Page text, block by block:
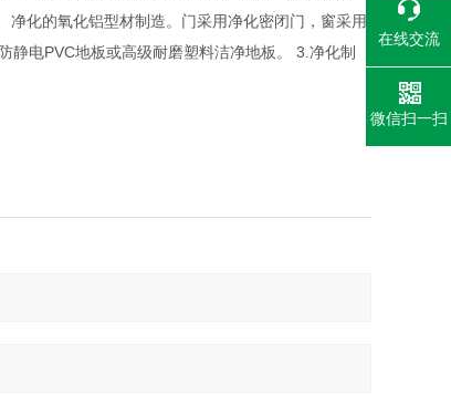
化的氧化铝型材制造。门采用净化密闭门，窗采用
电PVC地板或高级耐磨塑料洁净地板。 3.净化制
在线交流
微信扫一扫